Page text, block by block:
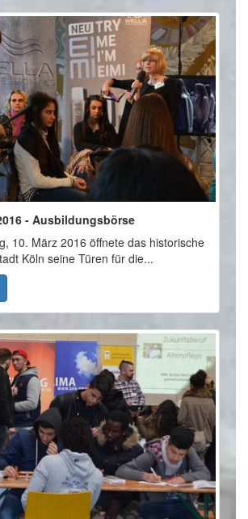
- Ausbildungsbörse
10. März 2016 öffnete das historische
Köln seine Türen für die...